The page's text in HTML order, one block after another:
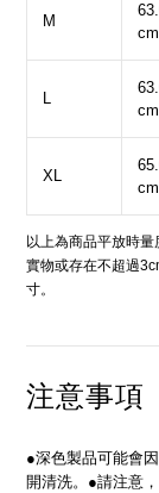
M
cm
L
cm
XL
cm
以上為商品平放時
實物或存在不超過
寸。
注意事項
●深色製品可能會
開清洗。●請注意